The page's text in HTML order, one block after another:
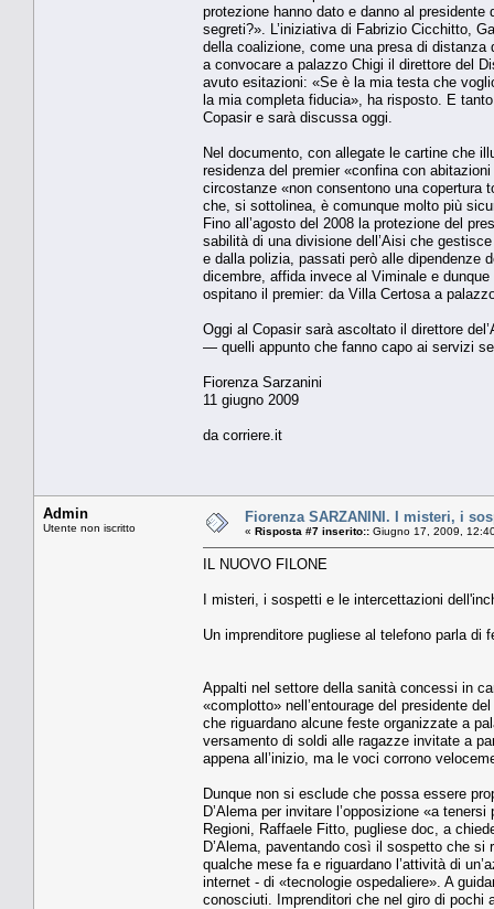
protezione hanno dato e danno al
segreti?». L’iniziativa di Fabrizio Cicchitto,
della coalizio­ne, come una presa di
a convocare a palazzo Chigi il diretto­re del
avuto esita­zioni: «Se è la mia testa che
la mia comple­ta fiducia», ha risposto. E
Copasir e sarà discussa oggi.
Nel documento, con allegate le cartine che
residen­za del premier «confina con
circostan­ze «non consentono una copertura
che, si sottolinea, è comunque molto più
Fino all’agosto del 2008 la protezione del
sabilità di una divisione dell’Aisi che
e dalla polizia, passati però alle di­pendenze
dicem­bre, affida invece al Viminale e
ospitano il premier: da Villa Certosa a
Oggi al Copasir sarà ascoltato il direttore
— quelli appunto che fanno capo ai servizi
Fiorenza Sarzanini
11 giugno 2009
da corriere.it
Admin
Utente non iscritto
Fiorenza SARZANINI. I misteri, i
« Risposta #7 inserito:: Giugno 17, 2009,
IL NUOVO FILONE
I misteri, i sospetti e le intercettazioni
Un imprenditore pugliese al telefono parla di
Appalti nel settore della sanità concessi in
«complotto» nell’entourage del presidente
che riguardano alcune feste organizzate a
versamento di soldi alle ragazze invitate a
appena all’inizio, ma le voci corrono
Dunque non si esclude che possa essere
D’Alema per invitare l’op­posizione «a
Regio­ni, Raffaele Fitto, pugliese doc, a
D’Alema, paven­tando così il sospetto che
qualche mese fa e riguardano l’attività di
internet - di «tec­nologie ospedaliere». A
conosciuti. Impren­ditori che nel giro di pochi